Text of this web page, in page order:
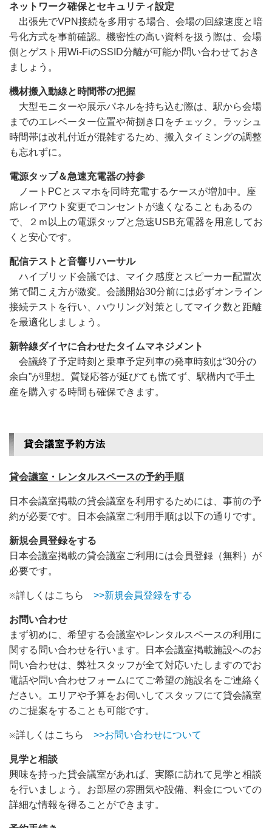
ネットワーク確保とセキュリティ設定
出張先でVPN接続を多用する場合、会場の回線速度と暗
号化方式を事前確認。機密性の高い資料を扱う際は、会場
側とゲスト用Wi-FiのSSID分離が可能か問い合わせておき
ましょう。
機材搬入動線と時間帯の把握
大型モニターや展示パネルを持ち込む際は、駅から会場
までのエレベーター位置や荷捌き口をチェック。ラッシュ
時間帯は改札付近が混雑するため、搬入タイミングの調整
も忘れずに。
電源タップ＆急速充電器の持参
ノートPCとスマホを同時充電するケースが増加中。座
席レイアウト変更でコンセントが遠くなることもあるの
で、２ｍ以上の電源タップと急速USB充電器を用意してお
くと安心です。
配信テストと音響リハーサル
ハイブリッド会議では、マイク感度とスピーカー配置次
第で聞こえ方が激変。会議開始30分前には必ずオンライン
接続テストを行い、ハウリング対策としてマイク数と距離
を最適化しましょう。
新幹線ダイヤに合わせたタイムマネジメント
会議終了予定時刻と乗車予定列車の発車時刻は“30分の
余白”が理想。質疑応答が延びても慌てず、駅構内で手土
産を購入する時間も確保できます。
貸会議室・レンタルスペースの予約手順
日本会議室掲載の貸会議室を利用するためには、事前の予
約が必要です。日本会議室ご利用手順は以下の通りです。
新規会員登録をする
日本会議室掲載の貸会議室ご利用には会員登録（無料）が
必要です。
※詳しくはこちら >>新規会員登録をする
お問い合わせ
まず初めに、希望する会議室やレンタルスペースの利用に
関する問い合わせを行います。日本会議室掲載施設へのお
問い合わせは、弊社スタッフが全て対応いたしますのでお
電話や問い合わせフォームにてご希望の施設名をご連絡く
ださい。エリアや予算をお伺いしてスタッフにて貸会議室
のご提案をすることも可能です。
※詳しくはこちら >>お問い合わせについて
見学と相談
興味を持った貸会議室があれば、実際に訪れて見学と相談
を行いましょう。お部屋の雰囲気や設備、料金についての
詳細な情報を得ることができます。